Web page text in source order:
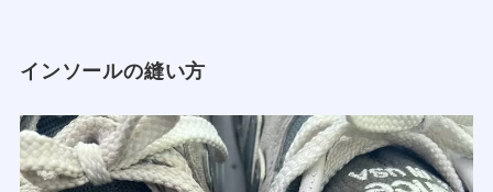
インソールの縫い方